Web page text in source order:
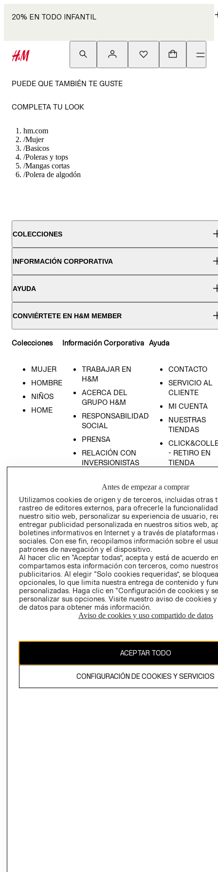
20% EN TODO INFANTIL
PUEDE QUE TAMBIÉN TE GUSTE
COMPLETA TU LOOK
hm.com
/Mujer
/Basicos
/Poleras y tops
/Mangas cortas
/Polera de algodón
COLECCIONES
INFORMACIÓN CORPORATIVA
AYUDA
CONVIÉRTETE EN H&M MEMBER
Colecciones
MUJER
HOMBRE
NIÑOS
HOME
Información Corporativa
TRABAJAR EN
H&M
ACERCA DEL
GRUPO H&M
RESPONSABILIDAD
SOCIAL
PRENSA
RELACIÓN CON
INVERSIONISTAS
EMPRESARIAL
Ayuda
CONTACTO
SERVICIO AL
CLIENTE
MI CUENTA
NUESTRAS
TIENDAS
- RETIRO EN
TIENDA
CONDICIONES
AVISO DE
PRIVACIDAD
GIFT CARD
AVISO DE
COOKIES
El contenido de esta página web está protegido por copyright y es
Antes de empezar a comprar
Utilizamos cookies de origen y de terceros, incluidas otras
rastreo de editores externos, para ofrecerle la
nuestro sitio web, personalizar su experiencia de usuario,
entregar publicidad personalizada en nuestros sitios web,
boletines informativos en Internet y a través de plataformas
sociales. Con ese fin, recopilamos información sobre el
patrones de navegación y el dispositivo.
Al hacer clic en “Aceptar todas”, acepta y está de acuerdo
compartamos esta información con terceros, como
publicitarios. Al elegir “Solo cookies requeridas”, se
opcionales, lo que limita nuestra entrega de contenido y
personalizadas. Haga clic en “Configuración de cookies y
personalizar sus opciones. Visite nuestro aviso de cookies
de datos para obtener más información.
Aviso de cookies y uso compartido de datos
ACEPTAR TODO
CONFIGURACIÓN DE COOKIES Y SERVICIOS